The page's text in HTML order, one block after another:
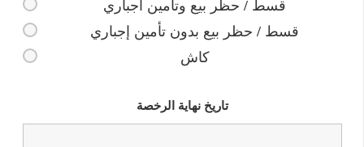
قسط / حظر بيع وتأمين اجباري
قسط / حظر بيع بدون تأمين إجباري
كاش
تاريخ نهاية الرخصة